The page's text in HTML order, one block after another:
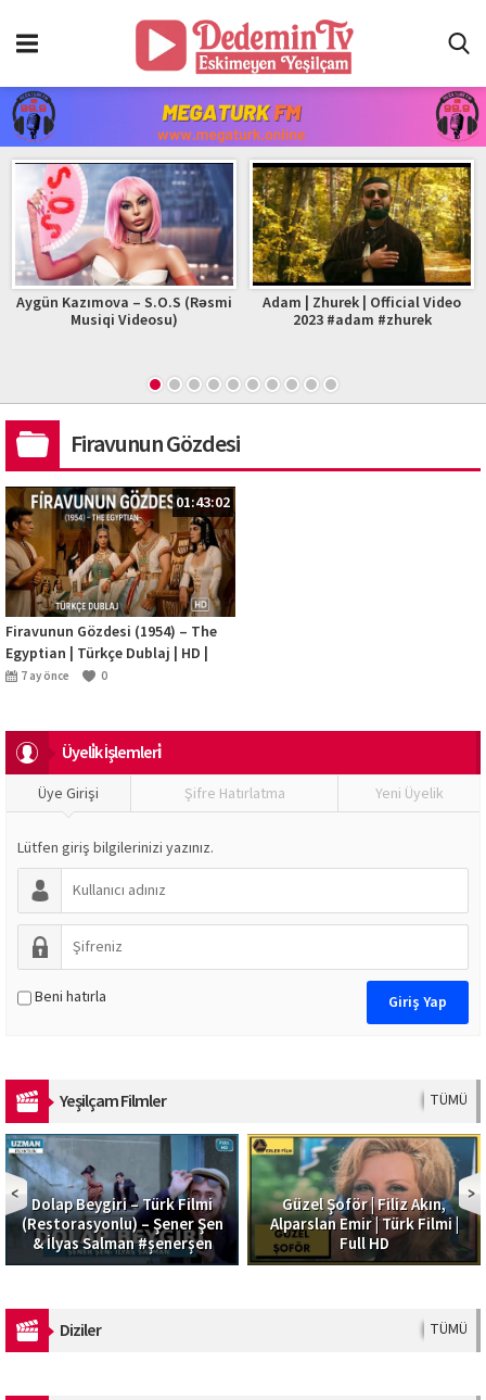
Aygün Kazımova – S.O.S (Rəsmi
Musiqi Videosu)
Adam | Zhurek | Official Video
2023 #adam #zhurek
Firavunun Gözdesi
01:43:02
Firavunun Gözdesi (1954) – The
Egyptian | Türkçe Dublaj | HD |
Tarihi Epik Film
7 ay önce 0
Üyeli̇k İşlemleri̇
Üye Girişi Şifre Hatırlatma Yeni Üyelik
Lütfen giriş bilgilerinizi yazınız.
Beni hatırla
Yeşilçam Filmler TÜMÜ
Dolap Beygiri – Türk Filmi
(Restorasyonlu) – Şener Şen
& İlyas Salman #şenerşen
Güzel Şoför | Filiz Akın,
Alparslan Emir | Türk Filmi |
Full HD
Diziler TÜMÜ